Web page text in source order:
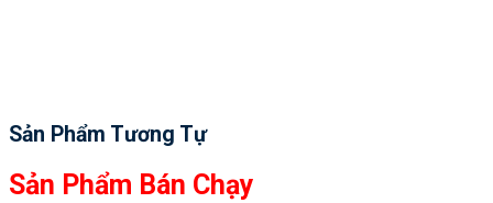
Sản Phẩm Tương Tự
Sản Phẩm Bán Chạy